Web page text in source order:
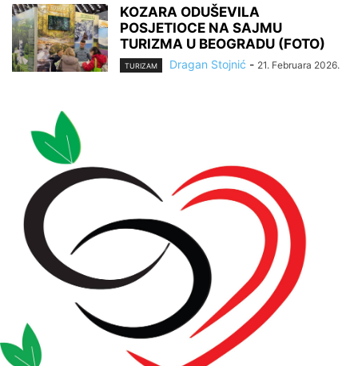
KOZARA ODUŠEVILA
POSJETIOCE NA SAJMU
TURIZMA U BEOGRADU (FOTO)
TURIZAM Dragan Stojnić - 21. Februara 2026.